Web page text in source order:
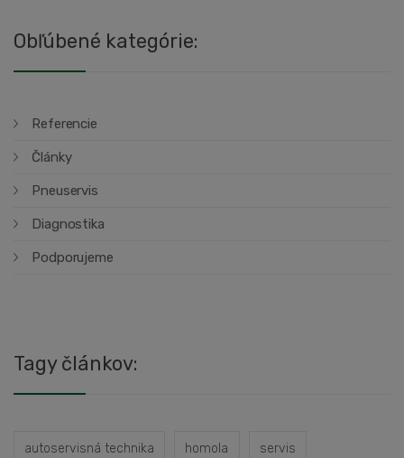
Obľúbené kategórie:
Referencie
Články
Pneuservis
Diagnostika
Podporujeme
Tagy článkov:
autoservisná technika homola servis